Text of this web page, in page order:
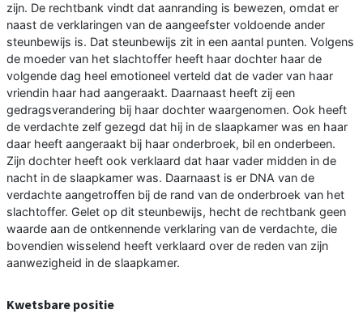
zijn. De rechtbank vindt dat aanranding is bewezen, omdat er
naast de verklaringen van de aangeefster voldoende ander
steunbewijs is. Dat steunbewijs zit in een aantal punten. Volgens
de moeder van het slachtoffer heeft haar dochter haar de
volgende dag heel emotioneel verteld dat de vader van haar
vriendin haar had aangeraakt. Daarnaast heeft zij een
gedragsverandering bij haar dochter waargenomen. Ook heeft
de verdachte zelf gezegd dat hij in de slaapkamer was en haar
daar heeft aangeraakt bij haar onderbroek, bil en onderbeen.
Zijn dochter heeft ook verklaard dat haar vader midden in de
nacht in de slaapkamer was. Daarnaast is er DNA van de
verdachte aangetroffen bij de rand van de onderbroek van het
slachtoffer. Gelet op dit steunbewijs, hecht de rechtbank geen
waarde aan de ontkennende verklaring van de verdachte, die
bovendien wisselend heeft verklaard over de reden van zijn
aanwezigheid in de slaapkamer.
Kwetsbare positie